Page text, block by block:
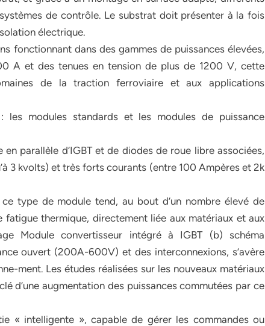
de contrôle. Le substrat doit présenter à la fois
électrique.
fonctionnant dans des gammes de puissances élevées,
A et des tenues en tension de plus de 1200 V, cette
de la traction ferroviaire et aux applications
les modules standards et les modules de puissance
parallèle d’IGBT et de diodes de roue libre associées,
3 kvolts) et très forts courants (entre 100 Ampères et 2k
type de module tend, au bout d’un nombre élevé de
thermique, directement liée aux matériaux et aux
Module convertisseur intégré à IGBT (b) schéma
ouvert (200A-600V) et des interconnexions, s’avère
ment. Les études réalisées sur les nouveaux matériaux
d’une augmentation des puissances commutées par ce
« intelligente », capable de gérer les commandes ou